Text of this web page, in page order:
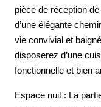
pièce de réception
d’une élégante
vie convivial et
disposerez d’une
fonctionnelle et bien
Espace nuit : La